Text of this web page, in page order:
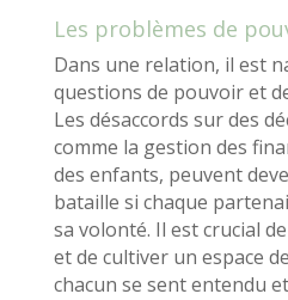
Les problèmes de
Dans une relation, il est
questions de pouvoir et
Les désaccords sur des
comme la gestion des
des enfants, peuvent
bataille si chaque
sa volonté. Il est crucial
et de cultiver un espace
chacun se sent entendu